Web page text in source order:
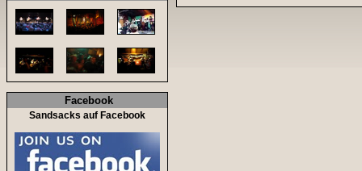
Facebook
Sandsacks auf Facebook